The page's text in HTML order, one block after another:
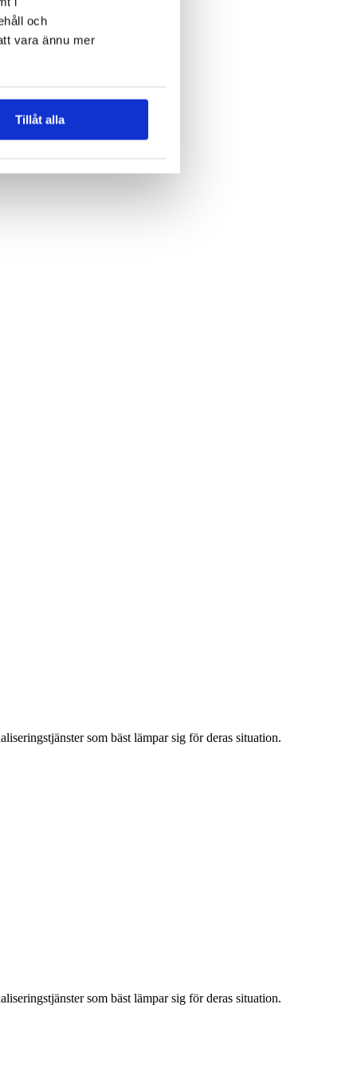
och
vara ännu mer
Tillåt alla
som bäst lämpar sig för deras situation.
som bäst lämpar sig för deras situation.